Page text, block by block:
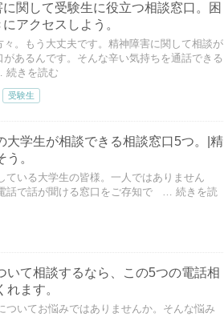
関して受験生に役立つ相談窓口。困
アクセスしよう。
々。もう大丈夫です。精神障害に関して相談が
があるんです。そんな辛い気持ちを通話できる
続きを読む
受験生
大学生が相談できる相談窓口5つ。|精
。
ている大学生の皆様。一人ではありません
話で話が聞ける窓口をご存知で
… 続きを読
いて相談するなら、この5つの電話相
ます。
ついてお悩みではありませんか。そんな悩み